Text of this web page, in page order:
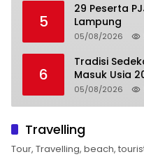
5
29 Peserta PJJ
Lampung
05/08/2026
6
Tradisi
Masuk Usia
05/08/2026
Travelling
Tour, Travelling, beach,